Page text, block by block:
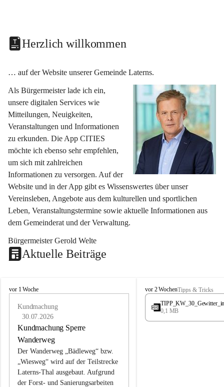
Herzlich willkommen
… auf der Website unserer Gemeinde Laterns.
Als Bürgermeister lade ich ein,
unsere digitalen Services wie
Mitteilungen, Neuigkeiten,
Veranstaltungen und Informationen
zu erkunden. Die App CITIES
möchte ich ebenso sehr empfehlen,
um sich mit zahlreichen
Informationen zu versorgen. Auf der
Website und in der App gibt es Wissenswertes über unser
Vereinsleben, Angebote aus dem kulturellen und sportlichen
Leben, Veranstaltungstermine sowie aktuelle Informationen aus
dem Gemeinderat und der Verwaltung.
Bürgermeister Gerold Welte
Aktuelle Beiträge
L
vor 1 Woche
Kundmachung
30.07.2026
Kundmachung Sperre
Wanderweg
Der Wanderweg „Bädleweg“ bzw.
„Wiesweg“ wird auf der Teilstrecke
Laterns-Thal ausgebaut. Aufgrund
der Forst- und Sanierungsarbeiten
L
a
e
vor 2 WochenTipps & Tricks
0,1 MB